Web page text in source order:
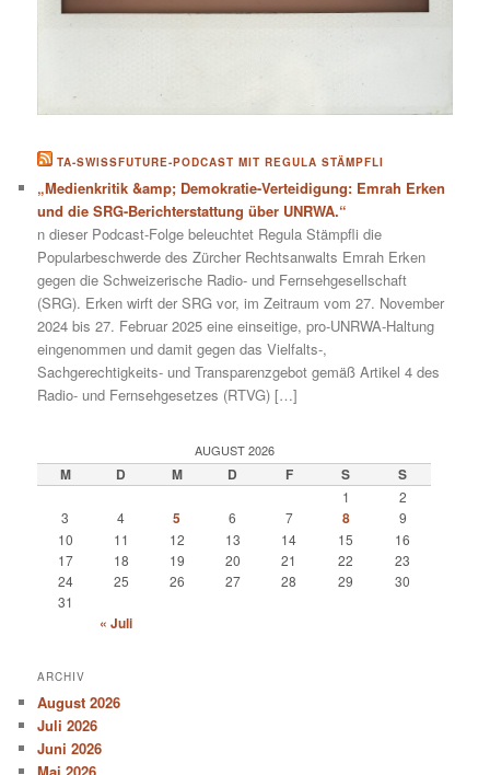
TA-SWISSFUTURE-PODCAST MIT REGULA STÄMPFLI
„Medienkritik &amp; Demokratie-Verteidigung: Emrah Erken
und die SRG-Berichterstattung über UNRWA.“
n dieser Podcast-Folge beleuchtet Regula Stämpfli die
Popularbeschwerde des Zürcher Rechtsanwalts Emrah Erken
gegen die Schweizerische Radio- und Fernsehgesellschaft
(SRG). Erken wirft der SRG vor, im Zeitraum vom 27. November
2024 bis 27. Februar 2025 eine einseitige, pro-UNRWA-Haltung
eingenommen und damit gegen das Vielfalts-,
Sachgerechtigkeits- und Transparenzgebot gemäß Artikel 4 des
Radio- und Fernsehgesetzes (RTVG) […]
AUGUST 2026
M D M D F S S
1
2
3
4 5 6 7 8
9
10
11 12 13 14 15
16
17
18 19 20 21 22
23
24
25 26 27 28 29
30
31
« Juli
ARCHIV
August 2026
Juli 2026
Juni 2026